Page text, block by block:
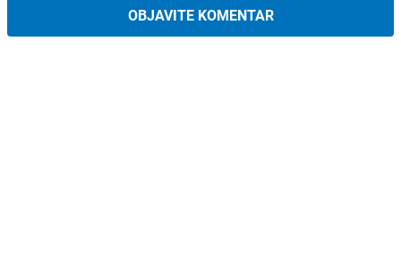
OBJAVITE KOMENTAR